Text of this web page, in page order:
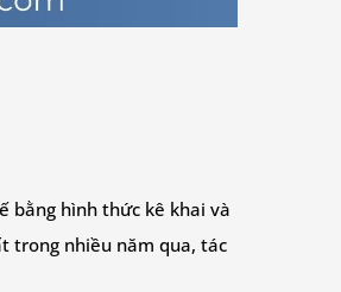
bằng hình thức kê khai và
trong nhiều năm qua, tác